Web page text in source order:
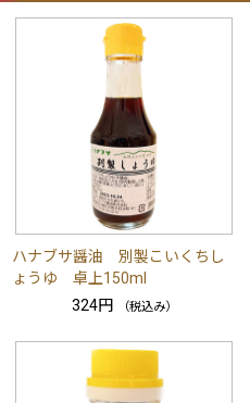
ハナブサ醤油 別製こいくちし
ょうゆ 卓上150ml
324円
（税込み）